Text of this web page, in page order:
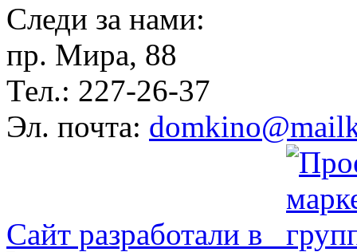
Следи за нами:
пр. Мира, 88
Тел.: 227-26-37
Эл. почта:
Сайт разработали в